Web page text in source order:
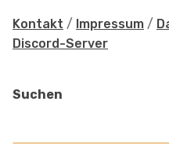
Kontakt / Impressum /
Discord-Server
Suchen